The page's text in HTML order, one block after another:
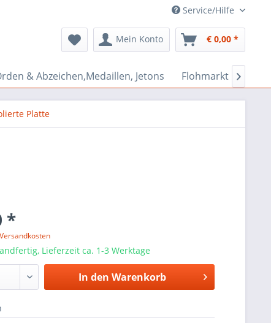
Service/Hilfe
Mein Konto € 0,00 *
& Abzeichen,Medaillen, Jetons Flohmarkt Bazar

Platte
*
Lieferzeit ca. 1-3 Werktage
In den Warenkorb